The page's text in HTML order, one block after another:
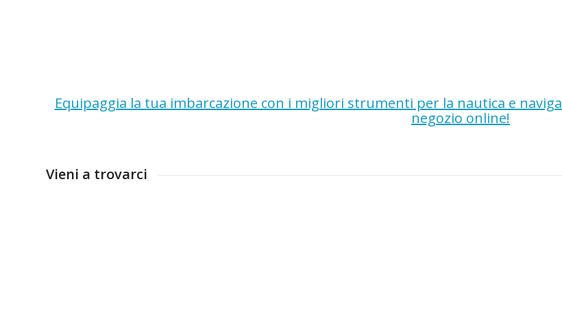
Equipaggia la tua imbarcazione con i migliori strumenti per la nautica e
negozio online!
Vieni a trovarci